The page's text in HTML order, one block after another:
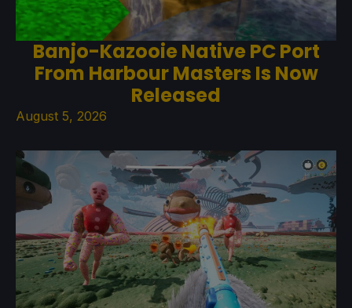
Banjo-Kazooie Native PC Port
From Harbour Masters Is Now
Released
August 5, 2026